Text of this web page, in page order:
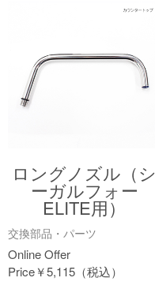
ロングノズル（シ
ーガルフォー
ELITE用）
交換部品・パーツ
￥5,115